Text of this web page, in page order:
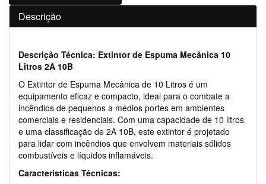
Descrição
Descrição Técnica: Extintor de Espuma Mecânica 10
Litros 2A 10B
O Extintor de Espuma Mecânica de 10 Litros é um
equipamento eficaz e compacto, ideal para o combate a
incêndios de pequenos a médios portes em ambientes
comerciais e residenciais. Com uma capacidade de 10 litros
e uma classificação de 2A 10B, este extintor é projetado
para lidar com incêndios que envolvem materiais sólidos
combustíveis e líquidos inflamáveis.
Características Técnicas: